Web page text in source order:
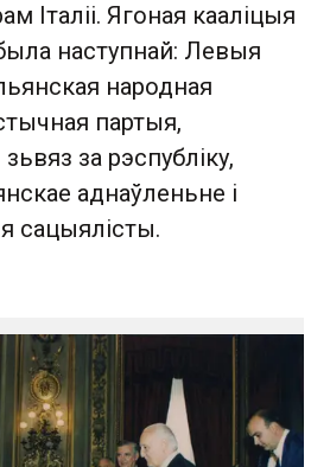
Італіі. Ягоная кааліцыя
наступнай: Левыя
народная
партыя,
за рэспубліку,
аднаўленьне і
сацыялісты.